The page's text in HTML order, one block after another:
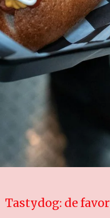
Tastydog: de